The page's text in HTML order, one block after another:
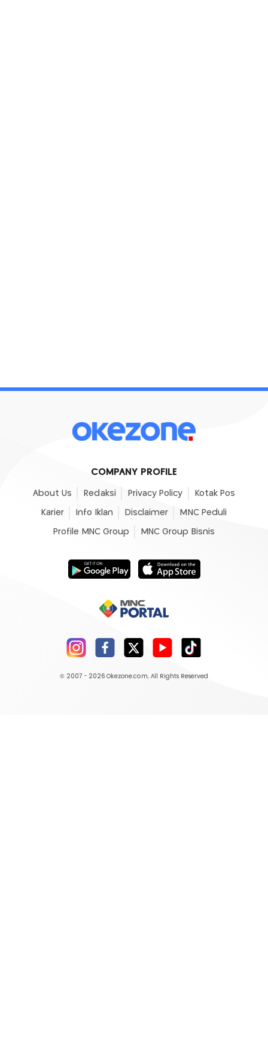
COMPANY PROFILE
About Us Redaksi Privacy Policy Kotak Pos
Karier Info Iklan Disclaimer MNC Peduli
Profile MNC Group MNC Group Bisnis
© 2007 - 2026 Okezone.com, All Rights Reserved